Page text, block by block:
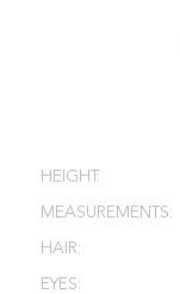
HEIGHT:
MEASUREMENTS:
HAIR:
EYES: